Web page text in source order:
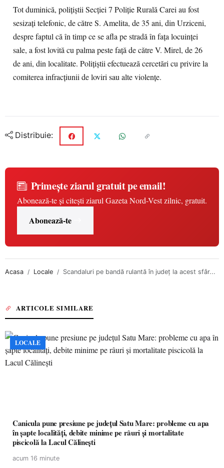
Tot duminică, poliţiştii Secției 7 Poliție Rurală Carei au fost
sesizați telefonic, de către S. Amelita, de 35 ani, din Urziceni,
despre faptul că în timp ce se afla pe stradă în fața locuinței
sale, a fost lovită cu palma peste față de către V. Mirel, de 26
de ani, din localitate. Poliţiştii efectuează cercetări cu privire la
comiterea infracțiunii de loviri sau alte violențe.
Distribuie:
Primește ziarul gratuit pe email!
Abonează-te și citești ziarul Gazeta Nord-Vest zilnic, gratuit.
Abonează-te
Acasa Locale Scandaluri pe bandă rulantă în judeţ la acest sfâr...
ARTICOLE SIMILARE
LOCALE
Canicula pune presiune pe județul Satu Mare: probleme cu apa
în șapte localități, debite minime pe râuri și mortalitate
piscicolă la Lacul Călinești
acum 16 minute